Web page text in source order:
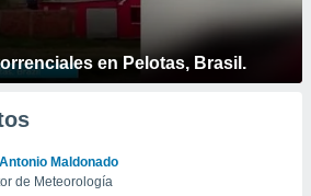
en Pelotas, Brasil.
Maldonado
de Meteorología